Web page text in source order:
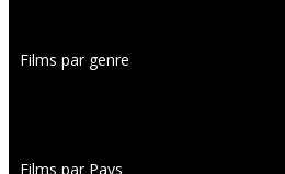
Films par genre
Films par Pays